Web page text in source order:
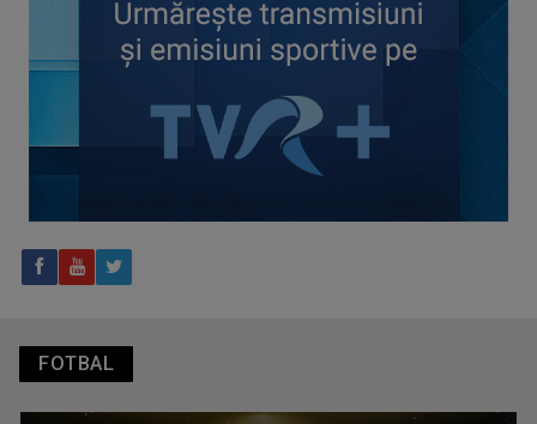
Tenis internațional la Târgu Mureș! TVR Sport transmite
FOTBAL